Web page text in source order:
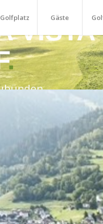
Golfplatz Gäste